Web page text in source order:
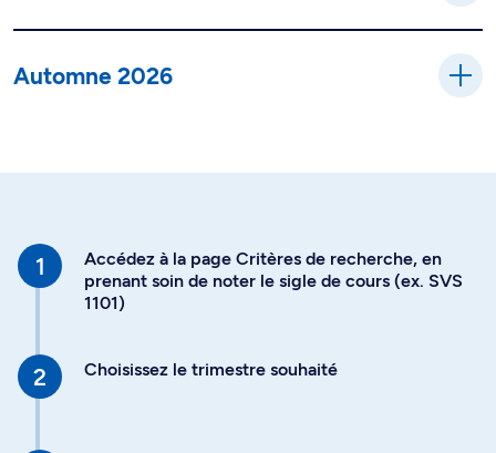
Automne 2026
Accédez à la page Critères de recherche, en
prenant soin de noter le sigle de cours (ex. SVS
1101)
Choisissez le trimestre souhaité